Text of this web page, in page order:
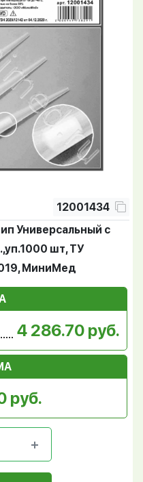
12001434
Универсальный с
шт, ТУ
МиниМед
4 286.70 руб.
руб.